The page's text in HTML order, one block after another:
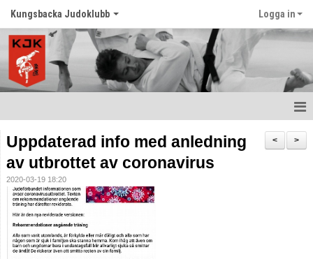
Kungsbacka Judoklubb Logga in
Prova Judo
Balansträning för vuxna
Senast nytt
Schema
>
<
Uppdaterad info med anledning
av utbrottet av coronavirus
2020-03-19 18:20